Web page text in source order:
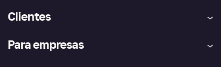
Clientes
Inicio de sesión
Para empresas